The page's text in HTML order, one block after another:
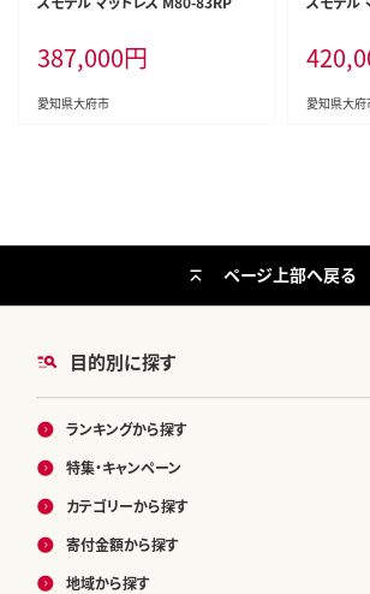
387,000円
愛知県大府市 愛知県大府
目的別に探す
ランキングから探す
特集・キャンペーン
カテゴリーから探す
寄付金額から探す
地域から探す
ページ上部へ戻る